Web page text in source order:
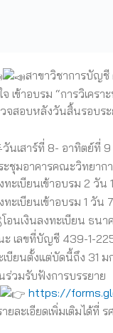
สาขาวิชาการบัญ
จ เข้าอบรม “การวิเค
จสอบหลังวันสิ้นรอบระ
วันเสาร์ที่ 8- อาทิตย์ที่
ชุมอาคารคณะวิทยาก
ทะเบียนเข้าอบรม 2
ทะเบียนเข้าอบรม 1
โอนเงินลงทะเบียน ธน
เลขที่บัญชี 439-1-
เบียนตั้งแต่บัดนี้ถึง 31
ร่วมรับฟังการบรรยาย
https://
ยละเอียดเพิ่มเติมได้ที่